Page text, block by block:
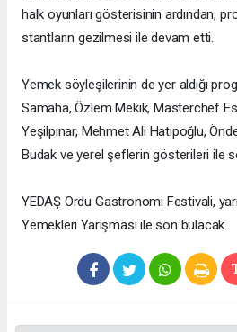
halk oyunları gösterisinin ardından,
stantların gezilmesi ile devam etti.
Yemek söyleşilerinin de yer aldığı
Samaha, Özlem Mekik, Masterchef
Yeşilpınar, Mehmet Ali Hatipoğlu,
Budak ve yerel şeflerin gösterileri ile
YEDAŞ Ordu Gastronomi Festivali,
Yemekleri Yarışması ile son bulacak.